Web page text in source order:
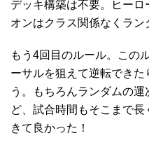
デッキ構築は不要。ヒー
オンはクラス関係なくラン
もう4回目のルール。この
ーサルを狙えて逆転でき
う。もちろんランダムの
ど、試合時間もそこまで
きて良かった！